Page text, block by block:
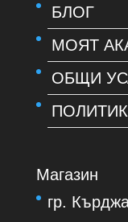
БЛОГ
МОЯТ
ОБЩИ
Магазин
гр.